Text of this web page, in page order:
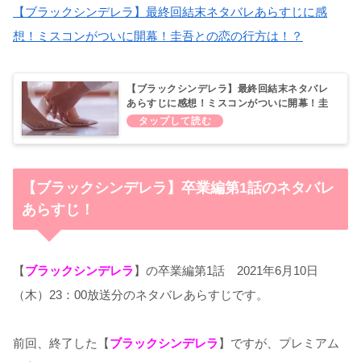
【ブラックシンデレラ】最終回結末ネタバレあらすじに感
想！ミスコンがついに開幕！圭吾との恋の行方は！？
【ブラックシンデレラ】最終回結末ネタバレ
あらすじに感想！ミスコンがついに開幕！圭
吾との恋の行方は！？
【ブラックシンデレラ】卒業編第1話のネタバレ
あらすじ！
【ブラックシンデレラ】の卒業編第1話 2021年6月10日
（木）23：00放送分のネタバレあらすじです。
前回、終了した【ブラックシンデレラ】ですが、プレミアム